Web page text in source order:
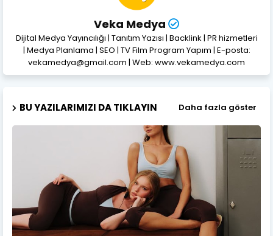
Veka Medya
Dijital Medya Yayıncılığı | Tanıtım Yazısı | Backlink | PR hizmetleri
| Medya Planlama | SEO | TV Film Program Yapım | E-posta:
vekamedya@gmail.com | Web: www.vekamedya.com
BU YAZILARIMIZI DA TIKLAYIN Daha fazla göster